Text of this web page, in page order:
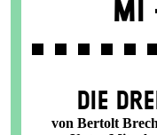
Mi
DIE
von Bertolt